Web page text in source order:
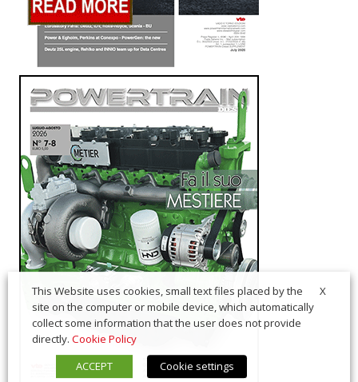
X
This Website uses cookies, small text files placed by the
site on the computer or mobile device, which automatically
collect some information that the user does not provide
directly. Cookie Policy
ACCEPT
Cookie settings